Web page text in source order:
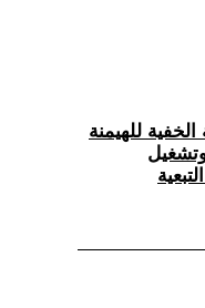
الخفية للهيمنة